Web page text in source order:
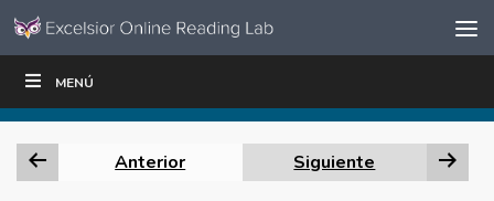
Ir al contenido
navegación
MENÚ
ESCRIBIR
Anterior Siguiente